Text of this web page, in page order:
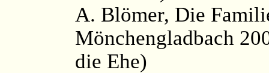
A. Blömer, Die
Mönchengladbach
die Ehe)